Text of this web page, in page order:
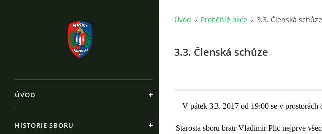
ÚVOD
HISTORIE SBORU
Úvod Proběhlé akce 3.3. Členská schůze
3.3. Členská schůze
V pátek 3.3. 2017 od 19:00 se v prostorách
Starosta sboru bratr Vladimír Plic nejprve